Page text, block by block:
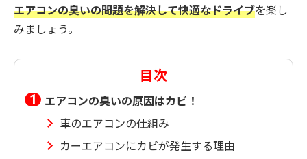
エアコンの臭いの問題を解決して快適なドライブを楽し
みましょう。
目次
エアコンの臭いの原因はカビ！
車のエアコンの仕組み
カーエアコンにカビが発生する理由